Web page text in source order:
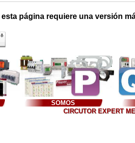
página requiere una versión
SOMOS
CIRCUTOR EXPERT